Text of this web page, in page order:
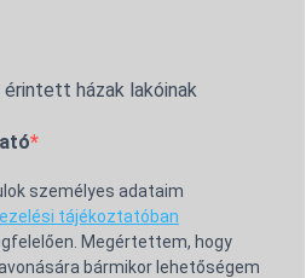
házak lakóinak
személyes adataim
tájékoztatóban
Megértettem, hogy
bármikor lehetőségem